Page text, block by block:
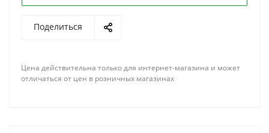
Поделиться
Цена действительна только для интернет-магазина и может
отличаться от цен в розничных магазинах